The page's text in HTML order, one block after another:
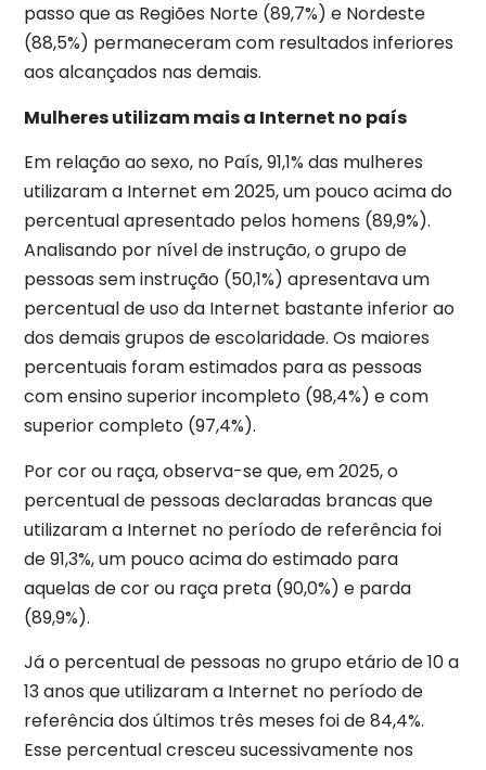
passo que as Regiões Norte (89,7%) e Nordeste
(88,5%) permaneceram com resultados inferiores
aos alcançados nas demais.
Mulheres utilizam mais a Internet no país
Em relação ao sexo, no País, 91,1% das mulheres
utilizaram a Internet em 2025, um pouco acima do
percentual apresentado pelos homens (89,9%).
Analisando por nível de instrução, o grupo de
pessoas sem instrução (50,1%) apresentava um
percentual de uso da Internet bastante inferior ao
dos demais grupos de escolaridade. Os maiores
percentuais foram estimados para as pessoas
com ensino superior incompleto (98,4%) e com
superior completo (97,4%).
Por cor ou raça, observa-se que, em 2025, o
percentual de pessoas declaradas brancas que
utilizaram a Internet no período de referência foi
de 91,3%, um pouco acima do estimado para
aquelas de cor ou raça preta (90,0%) e parda
(89,9%).
Já o percentual de pessoas no grupo etário de 10 a
13 anos que utilizaram a Internet no período de
referência dos últimos três meses foi de 84,4%.
Esse percentual cresceu sucessivamente nos